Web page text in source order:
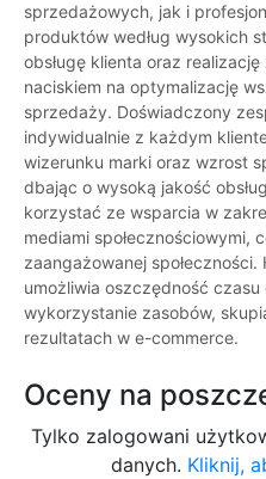
sprzedażowych, jak i
produktów według wysokich
obsługę klienta oraz
naciskiem na optymalizację
sprzedaży. Doświadczony
indywidualnie z każdym
wizerunku marki oraz wzrost
dbając o wysoką jakość
korzystać ze wsparcia w
mediami społecznościowymi,
zaangażowanej
umożliwia oszczędność
wykorzystanie zasobów,
rezultatach w e-commerce.
Oceny na
Tylko zalogowani
danych. Kliknij,